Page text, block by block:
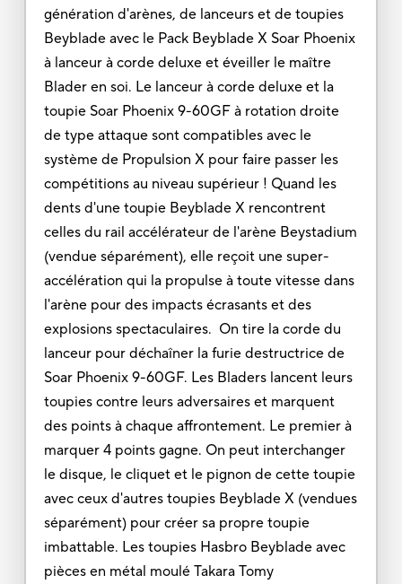
génération d'arènes, de lanceurs et de toupies
Beyblade avec le Pack Beyblade X Soar Phoenix
à lanceur à corde deluxe et éveiller le maître
Blader en soi. Le lanceur à corde deluxe et la
toupie Soar Phoenix 9-60GF à rotation droite
de type attaque sont compatibles avec le
système de Propulsion X pour faire passer les
compétitions au niveau supérieur ! Quand les
dents d'une toupie Beyblade X rencontrent
celles du rail accélérateur de l'arène Beystadium
(vendue séparément), elle reçoit une super-
accélération qui la propulse à toute vitesse dans
l'arène pour des impacts écrasants et des
explosions spectaculaires. On tire la corde du
lanceur pour déchaîner la furie destructrice de
Soar Phoenix 9-60GF. Les Bladers lancent leurs
toupies contre leurs adversaires et marquent
des points à chaque affrontement. Le premier à
marquer 4 points gagne. On peut interchanger
le disque, le cliquet et le pignon de cette toupie
avec ceux d'autres toupies Beyblade X (vendues
séparément) pour créer sa propre toupie
imbattable. Les toupies Hasbro Beyblade avec
pièces en métal moulé Takara Tomy